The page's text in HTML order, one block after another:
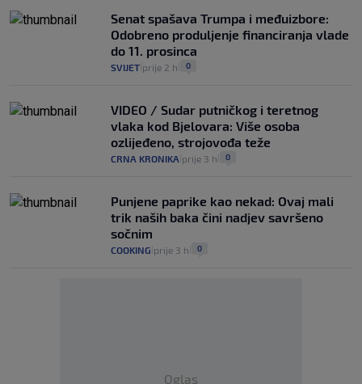
Senat spašava Trumpa i međuizbore:
Odobreno produljenje financiranja vlade
do 11. prosinca
SVIJET prije 2 h 0
VIDEO / Sudar putničkog i teretnog
vlaka kod Bjelovara: Više osoba
ozlijeđeno, strojovođa teže
CRNA KRONIKA prije 3 h 0
Punjene paprike kao nekad: Ovaj mali
trik naših baka čini nadjev savršeno
sočnim
COOKING prije 3 h 0
Oglas